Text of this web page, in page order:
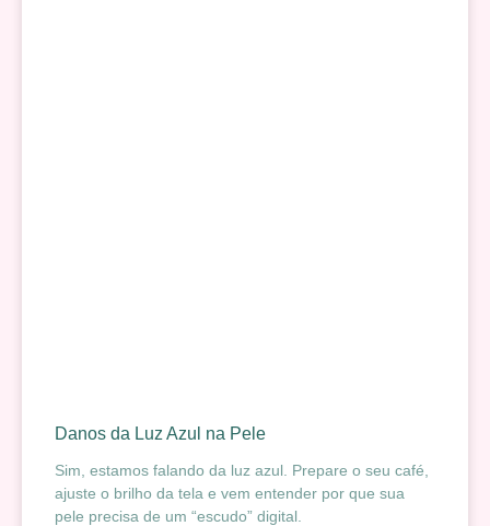
Danos da Luz Azul na Pele
Sim, estamos falando da luz azul. Prepare o seu café,
ajuste o brilho da tela e vem entender por que sua
pele precisa de um “escudo” digital.